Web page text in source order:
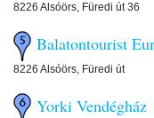
8226 Alsóörs, Füredi út 36
Balatontourist
8226 Alsóörs, Füredi út
Yorki Vendégház